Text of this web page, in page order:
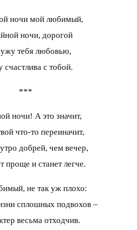
ночи мой любимый,
ночи, дорогой
тебя любовью,
счастлива с тобой.
***
ночи! А это значит,
что-то переиначит,
добрей, чем вечер,
проще и станет легче.
не так уж плохо:
сплошных подвохов –
весьма отходчив.